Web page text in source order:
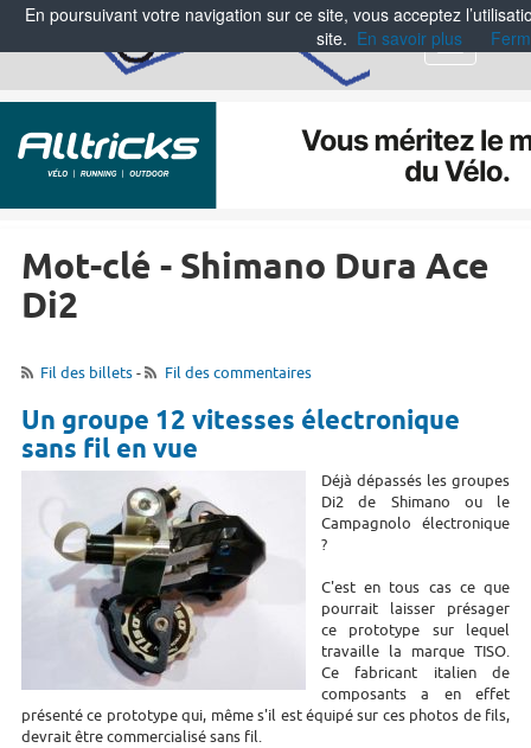
Menu
Mot-clé - Shimano Dura Ace
Di2
Fil des billets- Fil des commentaires
Un groupe 12 vitesses électronique
sans fil en vue
Déjà dépassés les groupes
Di2 de Shimano ou le
Campagnolo électronique
?
C'est en tous cas ce que
pourrait laisser présager
ce prototype sur lequel
travaille la marque TISO.
Ce fabricant italien de
composants a en effet
présenté ce prototype qui, même s'il est équipé sur ces photos de fils,
devrait être commercialisé sans fil.
En poursuivant votre navigation sur ce site, vous acceptez
site. En savoir plus